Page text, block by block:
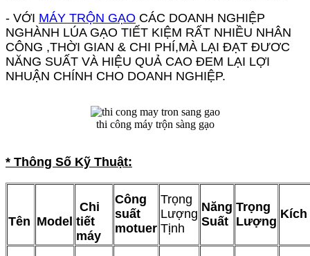
- VỚI MÁY TRỘN GẠO CÁC DOANH NGHIỆP
NGHÀNH LÚA GẠO TIẾT KIỆM RẤT NHIỀU NHÂN
CÔNG ,THỜI GIAN & CHI PHÍ,MÀ LẠI ĐẠT ĐƯƠC
NĂNG SUẤT VÀ HIỆU QUẢ CAO ĐEM LẠI LỢI
NHUẬN CHÍNH CHO DOANH NGHIỆP.
thi công máy trộn sàng gạo
* Thông Số Kỹ Thuật:
Tên Model
Chi
tiết
máy
Công
suất
motuer
Trọng
Lượng
Tịnh
Năng
Suất
Trọng
Lượng